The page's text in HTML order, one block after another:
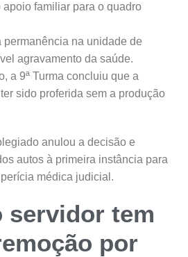
familiar para o quadro
permanência na unidade de
agravamento da saúde.
a 9ª Turma concluiu que a
sido proferida sem a produção
anulou a decisão e
autos à primeira instância para
médica judicial.
servidor tem
por